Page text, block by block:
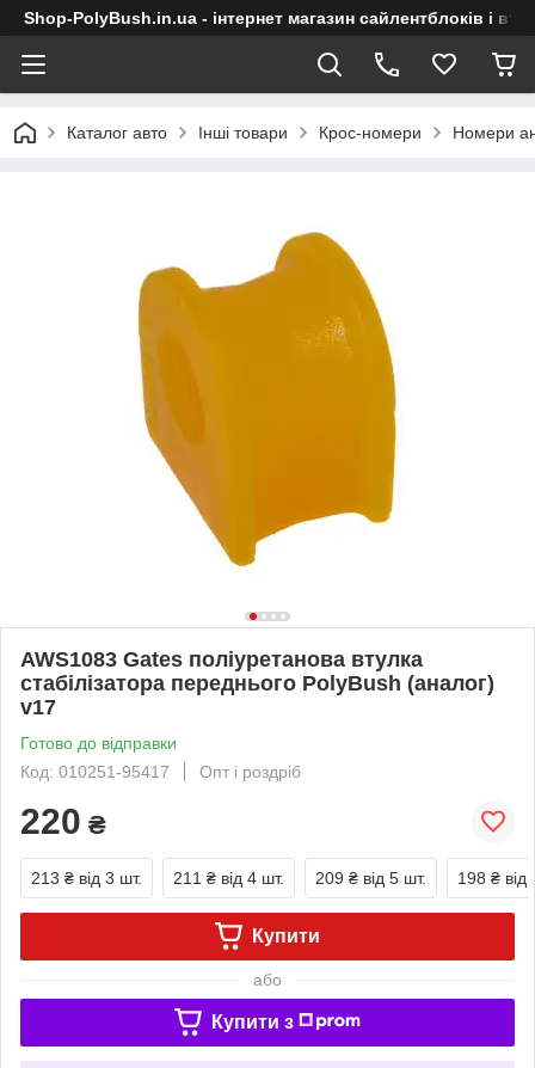
Shop-PolyBush.in.ua - інтернет магазин сайлентблоків і
Каталог авто Інші товари Крос-номери Номери
AWS1083 Gates поліуретанова втулка
стабілізатора переднього PolyBush (аналог)
v17
Готово до відправки
Код: 010251-95417
Опт і роздріб
220 ₴
213 ₴ від 3 шт. 211 ₴ від 4 шт. 209 ₴ від 5 шт. 198 ₴ від
Купити
або
Купити з